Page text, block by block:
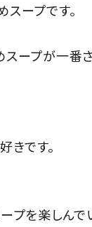
ープです。
スープが一番
きです。
プを楽しんで